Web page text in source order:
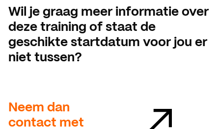
Wil je graag meer informatie over
deze training of staat de
geschikte startdatum voor jou er
niet tussen?
Neem dan
contact met